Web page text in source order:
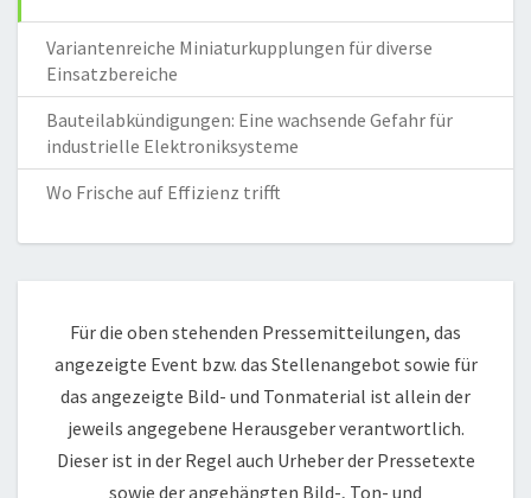
Variantenreiche Miniaturkupplungen für diverse
Einsatzbereiche
Bauteilabkündigungen: Eine wachsende Gefahr für
industrielle Elektroniksysteme
Wo Frische auf Effizienz trifft
Für die oben stehenden Pressemitteilungen, das
angezeigte Event bzw. das Stellenangebot sowie für
das angezeigte Bild- und Tonmaterial ist allein der
jeweils angegebene Herausgeber verantwortlich.
Dieser ist in der Regel auch Urheber der Pressetexte
sowie der angehängten Bild-, Ton- und